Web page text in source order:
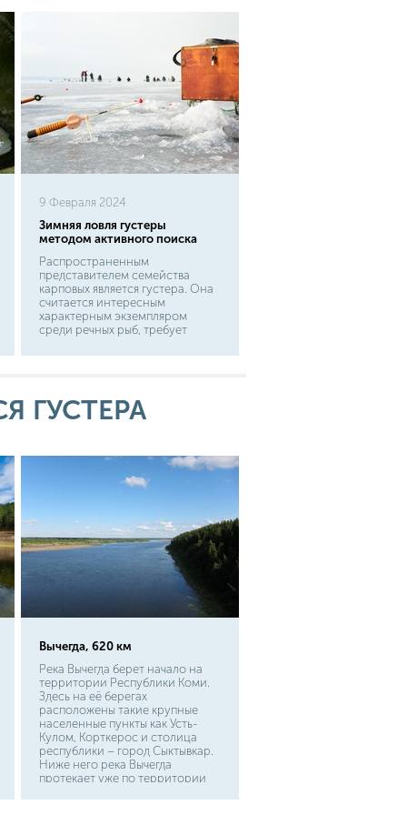
9 Февраля 2024
Зимняя ловля густеры
методом активного поиска
Распространенным
представителем семейства
карповых является густера. Она
считается интересным
характерным экземпляром
среди речных рыб, требует
ловли. Этот вид рыб обитает в
быстротечных реках. В низовье
Волги эту рыбу даже ловят
постоянно ищет корм и может
появляться как в водорослях
ГУСТЕРА
Вычегда, 620 км
Река Вычегда берет начало на
территории Республики Коми.
Здесь на её берегах
расположены такие крупные
населенные пункты как Усть-
Кулом, Корткерос и столица
республики – город Сыктывкар.
Ниже него река Вычегда
протекает уже по территории